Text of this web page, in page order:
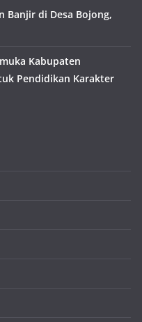
Banjir di Desa Bojong,
Kabupaten
Pendidikan Karakter